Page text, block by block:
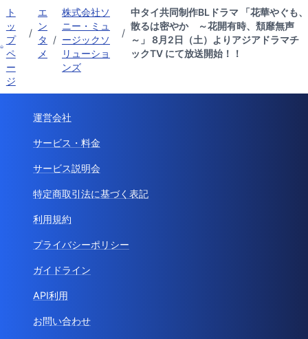
ト
ッ
プ
ペ
ー
ジ
/
エ
ン
タ
メ
/
株式会社ソ
ニー・ミュ
ージックソ
リューショ
ンズ
/
中タイ共同制作BLドラマ 「花華やぐも、
散るは密やか ～花開有時、頽靡無声
～」 8月2日（土）よりアジアドラマチ
ックTV にて放送開始！！
運営会社
サービス・料金
サービス説明会
特定商取引法に基づく表記
利用規約
プライバシーポリシー
ガイドライン
API利用
お問い合わせ